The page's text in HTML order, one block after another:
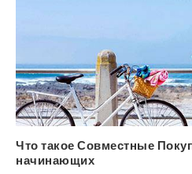
Что такое Совместные
начинающих